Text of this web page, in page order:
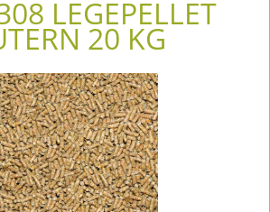
LEGEPELLET
20 KG